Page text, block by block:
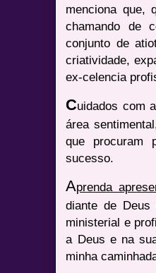
menciona que,
chamando de
conjunto de
criatividade,
ex-celencia
Cuidados com
área
que procuram
sucesso.
Aprenda
diante de
ministerial e
a Deus e na
minha